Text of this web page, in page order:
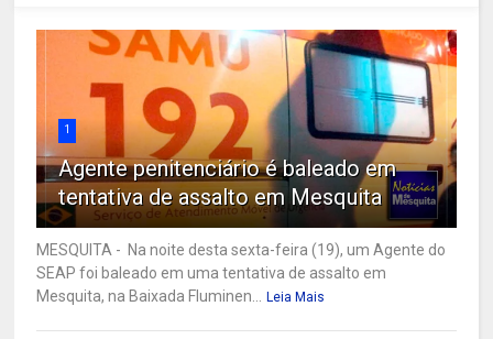
1
Agente penitenciário é baleado em
tentativa de assalto em Mesquita
MESQUITA - Na noite desta sexta-feira (19), um Agente do
SEAP foi baleado em uma tentativa de assalto em
Mesquita, na Baixada Fluminen...
Leia Mais